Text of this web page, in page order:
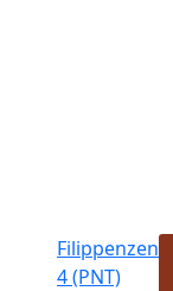
Filippenzen
4 (PNT)